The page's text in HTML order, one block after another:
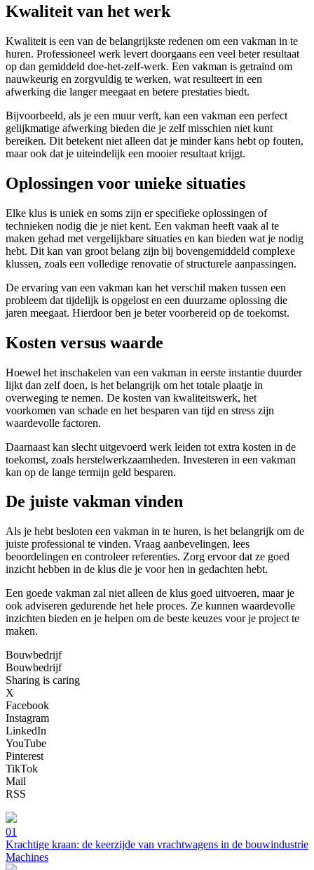
Kwaliteit van het werk
Kwaliteit is een van de belangrijkste redenen om een vakman in te
huren. Professioneel werk levert doorgaans een veel beter resultaat
op dan gemiddeld doe-het-zelf-werk. Een vakman is getraind om
nauwkeurig en zorgvuldig te werken, wat resulteert in een
afwerking die langer meegaat en betere prestaties biedt.
Bijvoorbeeld, als je een muur verft, kan een vakman een perfect
gelijkmatige afwerking bieden die je zelf misschien niet kunt
bereiken. Dit betekent niet alleen dat je minder kans hebt op fouten,
maar ook dat je uiteindelijk een mooier resultaat krijgt.
Oplossingen voor unieke situaties
Elke klus is uniek en soms zijn er specifieke oplossingen of
technieken nodig die je niet kent. Een vakman heeft vaak al te
maken gehad met vergelijkbare situaties en kan bieden wat je nodig
hebt. Dit kan van groot belang zijn bij bovengemiddeld complexe
klussen, zoals een volledige renovatie of structurele aanpassingen.
De ervaring van een vakman kan het verschil maken tussen een
probleem dat tijdelijk is opgelost en een duurzame oplossing die
jaren meegaat. Hierdoor ben je beter voorbereid op de toekomst.
Kosten versus waarde
Hoewel het inschakelen van een vakman in eerste instantie duurder
lijkt dan zelf doen, is het belangrijk om het totale plaatje in
overweging te nemen. De kosten van kwaliteitswerk, het
voorkomen van schade en het besparen van tijd en stress zijn
waardevolle factoren.
Daarnaast kan slecht uitgevoerd werk leiden tot extra kosten in de
toekomst, zoals herstelwerkzaamheden. Investeren in een vakman
kan op de lange termijn geld besparen.
De juiste vakman vinden
Als je hebt besloten een vakman in te huren, is het belangrijk om de
juiste professional te vinden. Vraag aanbevelingen, lees
beoordelingen en controleer referenties. Zorg ervoor dat ze goed
inzicht hebben in de klus die je voor hen in gedachten hebt.
Een goede vakman zal niet alleen de klus goed uitvoeren, maar je
ook adviseren gedurende het hele proces. Ze kunnen waardevolle
inzichten bieden en je helpen om de beste keuzes voor je project te
maken.
Bouwbedrijf
Bouwbedrijf
Sharing is caring
X
Facebook
Instagram
LinkedIn
YouTube
Pinterest
TikTok
Mail
RSS
01
Krachtige kraan: de keerzijde van vrachtwagens in de bouwindustrie
Machines